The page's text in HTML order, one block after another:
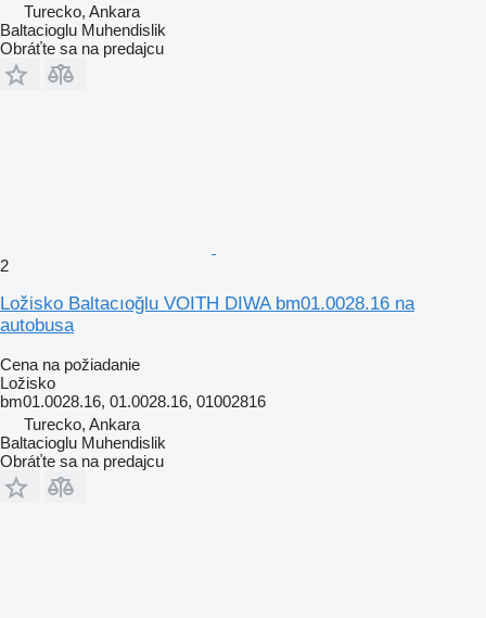
Turecko, Ankara
Baltacioglu Muhendislik
Obráťte sa na predajcu
2
Ložisko Baltacıoğlu VOITH DIWA bm01.0028.16 na
autobusa
Cena na požiadanie
Ložisko
bm01.0028.16, 01.0028.16, 01002816
Turecko, Ankara
Baltacioglu Muhendislik
Obráťte sa na predajcu